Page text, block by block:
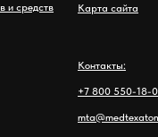
и средств
Карта сайта
Контакты:
+7 800 550-18-